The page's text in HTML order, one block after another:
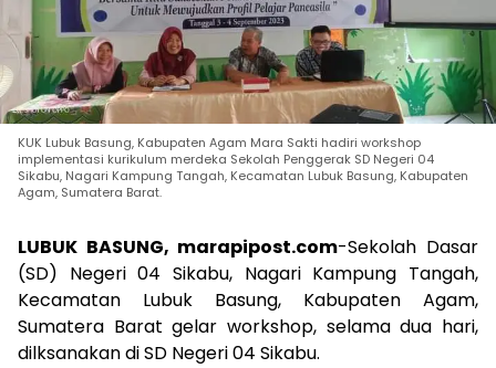
KUK Lubuk Basung, Kabupaten Agam Mara Sakti hadiri workshop
implementasi kurikulum merdeka Sekolah Penggerak SD Negeri 04
Sikabu, Nagari Kampung Tangah, Kecamatan Lubuk Basung, Kabupaten
Agam, Sumatera Barat.
LUBUK BASUNG, marapipost.com-Sekolah Dasar
(SD) Negeri 04 Sikabu, Nagari Kampung Tangah,
Kecamatan Lubuk Basung, Kabupaten Agam,
Sumatera Barat gelar workshop, selama dua hari,
dilksanakan di SD Negeri 04 Sikabu.